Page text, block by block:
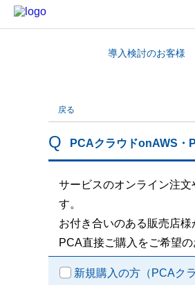
カテゴリから探す導入検討のお客様
戻る
PCAクラウドonAWS・
サービスのオンライン注
す。
お付き合いのある販売店
PCA直接ご購入をご希望
新規購入の方（PCAク